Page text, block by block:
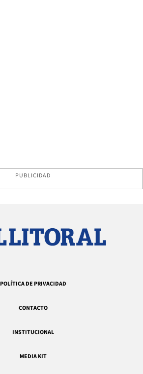
PUBLICIDAD
POLÍTICA DE PRIVACIDAD
CONTACTO
INSTITUCIONAL
MEDIA KIT